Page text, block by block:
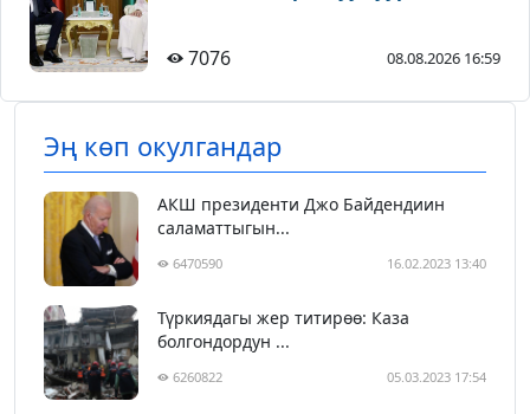
7076 08.08.2026 16:59
Эң көп окулгандар
АКШ президенти Джо Байдендиин
саламаттыгын...
6470590 16.02.2023 13:40
Түркиядагы жер титирөө: Каза
болгондордун ...
6260822 05.03.2023 17:54